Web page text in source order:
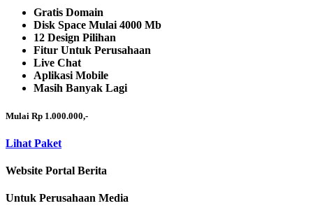
Gratis Domain
Disk Space Mulai 4000 Mb
12 Design Pilihan
Fitur Untuk Perusahaan
Live Chat
Aplikasi Mobile
Masih Banyak Lagi
Mulai Rp 1.000.000,-
Lihat Paket
Website Portal Berita
Untuk Perusahaan Media